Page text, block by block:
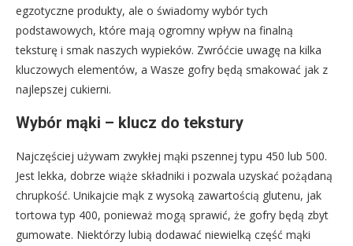
egzotyczne produkty, ale o świadomy wybór tych
podstawowych, które mają ogromny wpływ na finalną
teksturę i smak naszych wypieków. Zwróćcie uwagę na kilka
kluczowych elementów, a Wasze gofry będą smakować jak z
najlepszej cukierni.
Wybór mąki – klucz do tekstury
Najczęściej używam zwykłej mąki pszennej typu 450 lub 500.
Jest lekka, dobrze wiąże składniki i pozwala uzyskać pożądaną
chrupkość. Unikajcie mąk z wysoką zawartością glutenu, jak
tortowa typ 400, ponieważ mogą sprawić, że gofry będą zbyt
gumowate. Niektórzy lubią dodawać niewielką część mąki